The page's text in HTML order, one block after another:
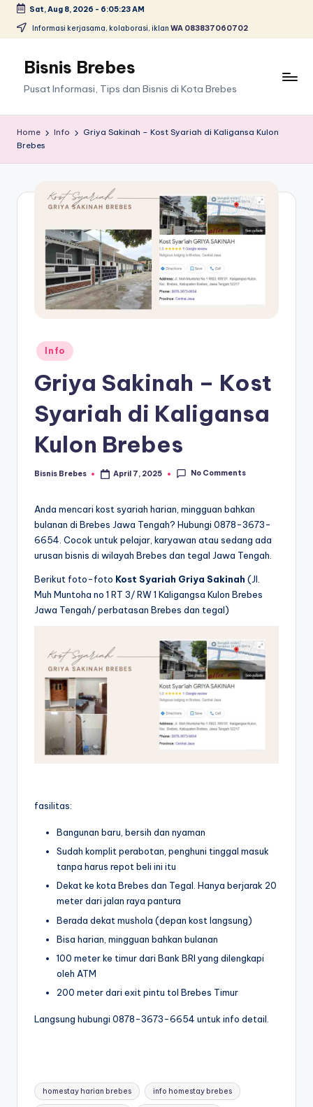
Skip
content
Sat, Aug 8, 2026 - 6:05:23 AM
Informasi kerjasama, kolaborasi, iklan WA 083837060702
Bisnis Brebes
Pusat Informasi, Tips dan Bisnis di Kota Brebes
Home Info
Griya Sakinah – Kost Syariah di Kaligansa Kulon
Brebes
Posted
in
Info
Griya Sakinah – Kost
Syariah di Kaligansa
Kulon Brebes
Posted
Bisnis Brebes April 7, 2025 No Comments
Anda mencari kost syariah harian, mingguan bahkan
bulanan di Brebes Jawa Tengah? Hubungi 0878-3673-
6654. Cocok untuk pelajar, karyawan atau sedang ada
urusan bisnis di wilayah Brebes dan tegal Jawa Tengah.
Berikut foto-foto Kost Syariah Griya Sakinah (Jl.
Muh Muntoha no 1 RT 3/ RW 1 Kaligangsa Kulon Brebes
Jawa Tengah/ perbatasan Brebes dan tegal)
fasilitas:
Bangunan baru, bersih dan nyaman
Sudah komplit perabotan, penghuni tinggal masuk
tanpa harus repot beli ini itu
Dekat ke kota Brebes dan Tegal. Hanya berjarak 20
meter dari jalan raya pantura
Berada dekat mushola (depan kost langsung)
Bisa harian, mingguan bahkan bulanan
100 meter ke timur dari Bank BRI yang dilengkapi
oleh ATM
200 meter dari exit pintu tol Brebes Timur
Langsung hubungi 0878-3673-6654 untuk info detail.
Tags:
homestay harian brebes info homestay brebes